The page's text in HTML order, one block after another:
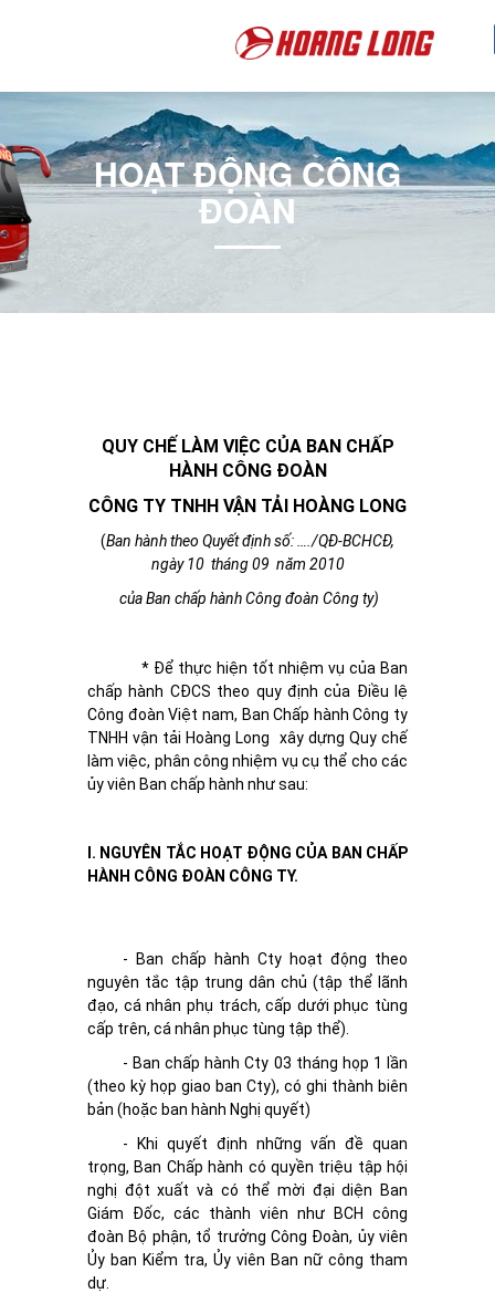
HOẠT ĐỘNG CÔNG
ĐOÀN
QUY CHẾ LÀM VIỆC CỦA BAN CHẤP
HÀNH CÔNG ĐOÀN
CÔNG TY TNHH VẬN TẢI HOÀNG LONG
(Ban hành theo Quyết định số: …./QĐ-BCHCĐ,
ngày 10 tháng 09 năm 2010
của Ban chấp hành Công đoàn Công ty)
* Để thực hiện tốt nhiệm vụ của Ban
chấp hành CĐCS theo quy định của Điều lệ
Công đoàn Việt nam, Ban Chấp hành Công ty
TNHH vận tải Hoàng Long xây dựng Quy chế
làm việc, phân công nhiệm vụ cụ thể cho các
ủy viên Ban chấp hành như sau:
I. NGUYÊN TẮC HOẠT ĐỘNG CỦA BAN CHẤP
HÀNH CÔNG ĐOÀN CÔNG TY.
- Ban chấp hành Cty hoạt động theo
nguyên tắc tập trung dân chủ (tập thể lãnh
đạo, cá nhân phụ trách, cấp dưới phục tùng
cấp trên, cá nhân phục tùng tập thể).
- Ban chấp hành Cty 03 tháng họp 1 lần
(theo kỳ họp giao ban Cty), có ghi thành biên
bản (hoặc ban hành Nghị quyết)
- Khi quyết định những vấn đề quan
trọng, Ban Chấp hành có quyền triệu tập hội
nghị đột xuất và có thể mời đại diện Ban
Giám Đốc, các thành viên như BCH công
đoàn Bộ phận, tổ trưởng Công Đoàn, ủy viên
Ủy ban Kiểm tra, Ủy viên Ban nữ công tham
dự.